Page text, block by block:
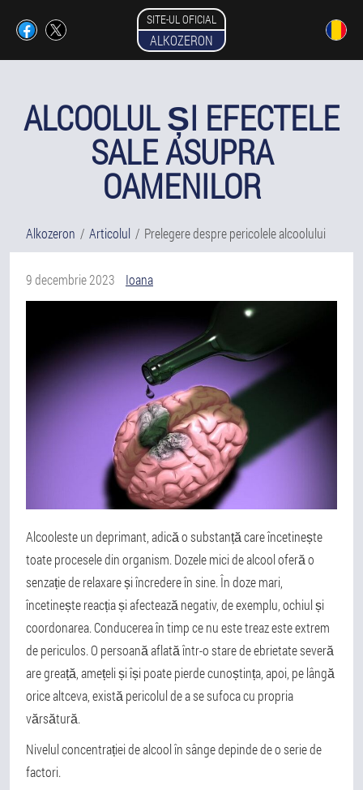
SITE-UL OFICIAL
ALKOZERON
ALCOOLUL ȘI EFECTELE
SALE ASUPRA
OAMENILOR
Alkozeron Articolul Prelegere despre pericolele alcoolului
9 decembrie 2023 Ioana
Alcooleste un deprimant, adică o substanță care încetinește
toate procesele din organism. Dozele mici de alcool oferă o
senzație de relaxare și încredere în sine. În doze mari,
încetinește reacția și afectează negativ, de exemplu, ochiul și
coordonarea. Conducerea în timp ce nu este treaz este extrem
de periculos. O persoană aflată într-o stare de ebrietate severă
are greață, amețeli și își poate pierde cunoștința, apoi, pe lângă
orice altceva, există pericolul de a se sufoca cu propria
vărsătură.
Nivelul concentrației de alcool în sânge depinde de o serie de
factori.